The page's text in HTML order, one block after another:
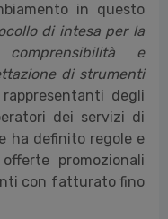
in questo
di intesa per la
e
di strumenti
degli
dei servizi di
ha definito regole e
promozionali
con fatturato fino